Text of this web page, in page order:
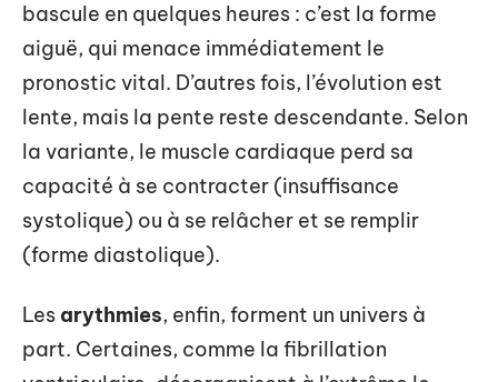
bascule en quelques heures : c’est la forme
aiguë, qui menace immédiatement le
pronostic vital. D’autres fois, l’évolution est
lente, mais la pente reste descendante. Selon
la variante, le muscle cardiaque perd sa
capacité à se contracter (insuffisance
systolique) ou à se relâcher et se remplir
(forme diastolique).
Les arythmies, enfin, forment un univers à
part. Certaines, comme la fibrillation